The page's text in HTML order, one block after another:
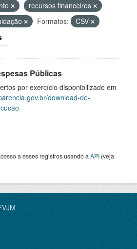
recursos financeiros
Formatos:
CSV
Públicas
por exercício disponibilizado em
download-de-
a esses registros usando a API (veja